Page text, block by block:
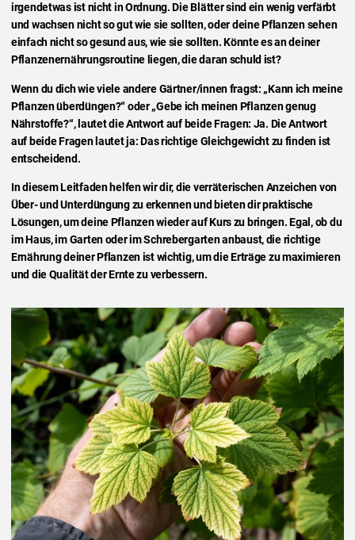
irgendetwas ist nicht in Ordnung. Die Blätter sind ein wenig verfärbt
und wachsen nicht so gut wie sie sollten, oder deine Pflanzen sehen
einfach nicht so gesund aus, wie sie sollten. Könnte es an deiner
Pflanzenernährungsroutine liegen, die daran schuld ist?
Wenn du dich wie viele andere Gärtner/innen fragst: „Kann ich meine
Pflanzen überdüngen?“ oder „Gebe ich meinen Pflanzen genug
Nährstoffe?“, lautet die Antwort auf beide Fragen: Ja. Die Antwort
auf beide Fragen lautet ja: Das richtige Gleichgewicht zu finden ist
entscheidend.
In diesem Leitfaden helfen wir dir, die verräterischen Anzeichen von
Über- und Unterdüngung zu erkennen und bieten dir praktische
Lösungen, um deine Pflanzen wieder auf Kurs zu bringen. Egal, ob du
im Haus, im Garten oder im Schrebergarten anbaust, die richtige
Ernährung deiner Pflanzen ist wichtig, um die Erträge zu maximieren
und die Qualität der Ernte zu verbessern.